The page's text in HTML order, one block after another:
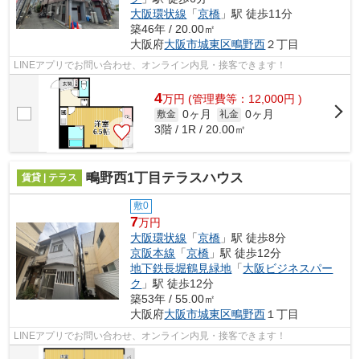
大阪環状線 「京橋 」駅 徒歩11分
築46年 / 20.00㎡
大阪府大阪市城東区鴫野西２丁目
LINEアプリでお問い合わせ、オンライン内見・接客できます！
4万円 (管理費等：12,000円 )
敷金 0ヶ月 礼金 0ヶ月
3階 / 1R / 20.00㎡
賃貸 | テラス 鴫野西1丁目テラスハウス
敷0
7万円
大阪環状線 「京橋 」駅 徒歩8分
京阪本線 「京橋 」駅 徒歩12分
地下鉄長堀鶴見緑地 「大阪ビジネスパー
ク 」駅 徒歩12分
築53年 / 55.00㎡
大阪府大阪市城東区鴫野西１丁目
LINEアプリでお問い合わせ、オンライン内見・接客できます！